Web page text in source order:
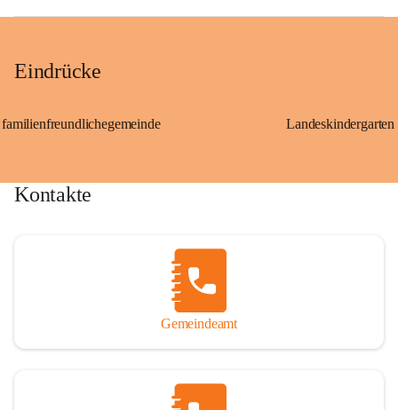
Eindrücke
familienfreundlichegemeinde
Kontakte
Gemeindeamt